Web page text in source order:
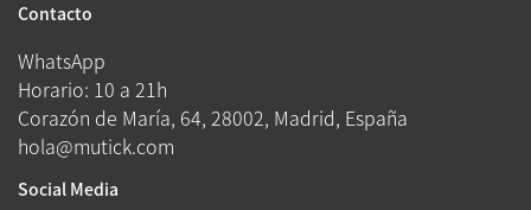
Contacto
WhatsApp
Horario: 10 a 21h
Corazón de María, 64, 28002, Madrid, España
hola@mutick.com
Social Media